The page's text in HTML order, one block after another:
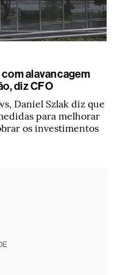
alavancagem
diz CFO
Daniel Szlak diz que
para melhorar
os investimentos